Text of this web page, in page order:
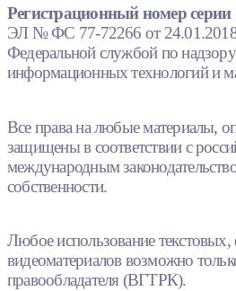
Регистрационный номер серии
ЭЛ № ФС 77-72266 от 24.01.2018.
Федеральной службой по надзору
информационных технологий и
Все права на любые материалы,
защищены в соответствии с
международным
собственности.
Любое использование
видеоматериалов возможно
правообладателя (ВГТРК).